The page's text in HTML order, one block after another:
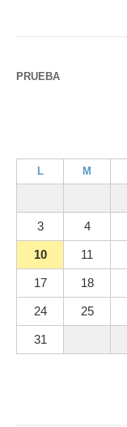
PRUEBA
L M
3 4
10 11
17 18
24 25
31